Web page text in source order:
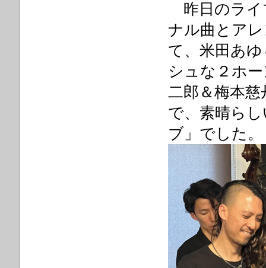
昨日のライ
ナル曲とア
て、米田あ
シュな２ホ
二郎＆梅本
で、素晴ら
ブ」でした。